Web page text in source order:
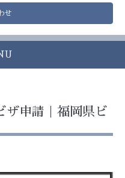
せ
ザ申請｜福岡県ビ